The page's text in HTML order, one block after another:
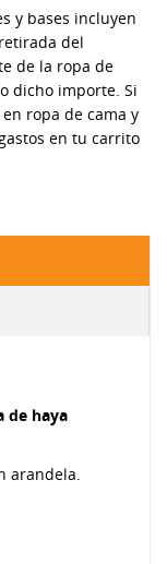
y bases incluyen
del
de la ropa de
dicho importe. Si
ropa de cama y
en tu carrito
de haya
arandela.